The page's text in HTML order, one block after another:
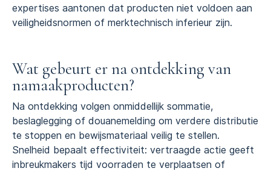
expertises aantonen dat producten niet voldoen aan
veiligheidsnormen of merktechnisch inferieur zijn.
Wat gebeurt er na ontdekking van
namaakproducten?
Na ontdekking volgen onmiddellijk sommatie,
beslaglegging of douanemelding om verdere distributie
te stoppen en bewijsmateriaal veilig te stellen.
Snelheid bepaalt effectiviteit: vertraagde actie geeft
inbreukmakers tijd voorraden te verplaatsen of